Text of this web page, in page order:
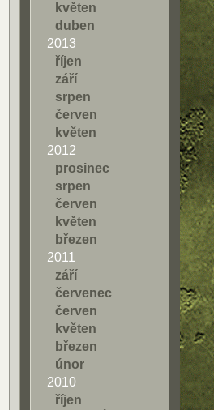
květen
duben
2013
říjen
září
srpen
červen
květen
2012
prosinec
srpen
červen
květen
březen
2011
září
červenec
červen
květen
březen
únor
2010
říjen